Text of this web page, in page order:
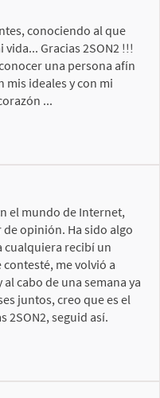
conociendo al que
Gracias 2SON2 !!!
una persona afín
mis ideales y con mi
...
el mundo de Internet,
de opinión. Ha sido algo
cualquiera recibí un
me volvió a
cabo de una semana ya
juntos, creo que es el
2SON2, seguid así.